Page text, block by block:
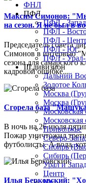
Максим Симонов: "Мы
на сезон. Я не был в
Председатель совета
Симонов в интервью
сезона для самарского
кадровой ошибке...
Сгорела база
В ночь на 26 июля
Пожар уничтожил
футболисты. А вода,
Илья Берковский:
ФНЛ
ПФЛ
ПФЛ - Запад
ПФЛ -
ПФЛ -
ПФЛ - Юг
ПФЛ -
III дивизион
Дальний
Золотое
Москва
Москва
Московская
Московская
Приволжье
Северо-
Сибирь
Сибирь
Урал и
Центр